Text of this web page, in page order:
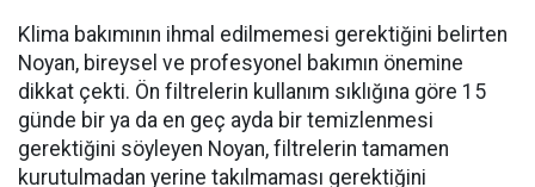
Klima bakımının ihmal edilmemesi gerektiğini belirten
Noyan, bireysel ve profesyonel bakımın önemine
dikkat çekti. Ön filtrelerin kullanım sıklığına göre 15
günde bir ya da en geç ayda bir temizlenmesi
gerektiğini söyleyen Noyan, filtrelerin tamamen
kurutulmadan yerine takılmaması gerektiğini